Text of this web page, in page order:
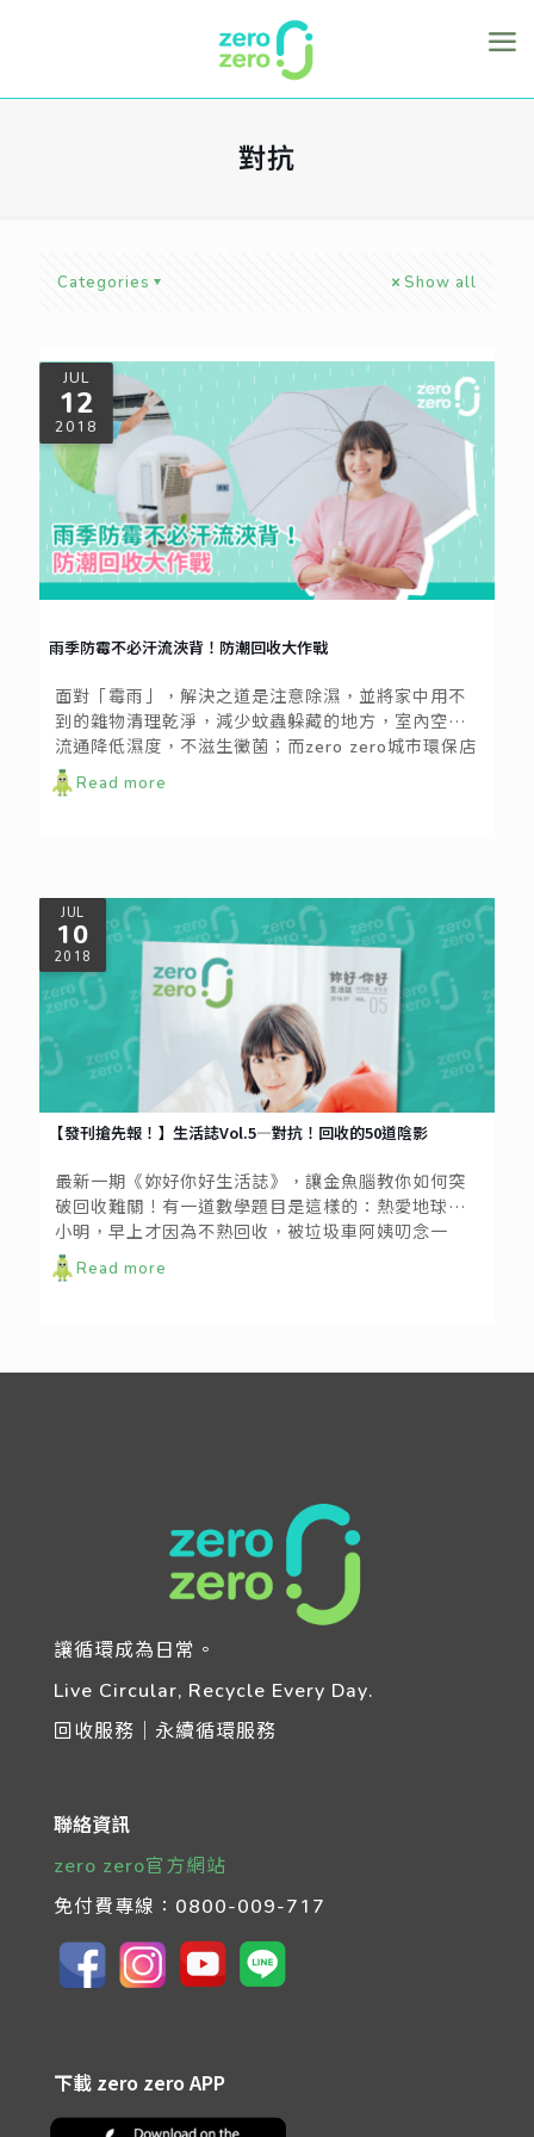
對抗
Categories Show all
JUL
12
2018
雨季防霉不必汗流浹背！防潮回收大作戰
面對「霉雨」，解決之道是注意除濕，並將家中用不
到的雜物清理乾淨，減少蚊蟲躲藏的地方，室內空氣
流通降低濕度，不滋生黴菌；而zero zero城市環保店
此時就是民眾防潮抗戰的前哨站！
Read more
JUL
10
2018
【發刊搶先報！】生活誌Vol.5—對抗！回收的50道陰影
最新一期《妳好你好生活誌》，讓金魚腦教你如何突
破回收難關！有一道數學題目是這樣的：熱愛地球的
小明，早上才因為不熟回收，被垃圾車阿姨叨念一
番；晚上又看到新聞說資源回收全進了焚化爐——求小
明心理陰影的面積？
Read more
讓循環成為日常。
Live Circular, Recycle Every Day.
回收服務｜永續循環服務
聯絡資訊
zero zero官方網站
免付費專線： 0800-009-717
下載 zero zero APP